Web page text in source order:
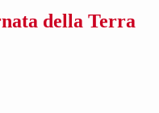
della Terra